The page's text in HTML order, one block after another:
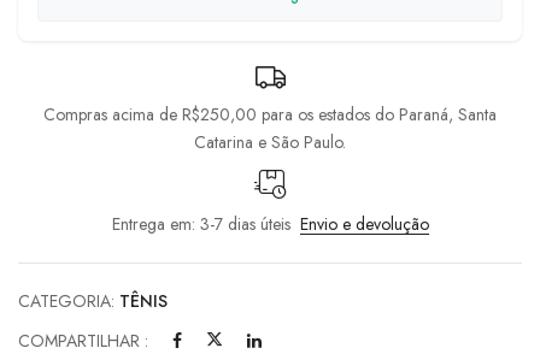
Compras acima de R$250,00 para os estados do Paraná, Santa
Catarina e São Paulo.
Entrega em: 3-7 dias úteis Envio e devolução
CATEGORIA: TÊNIS
COMPARTILHAR :